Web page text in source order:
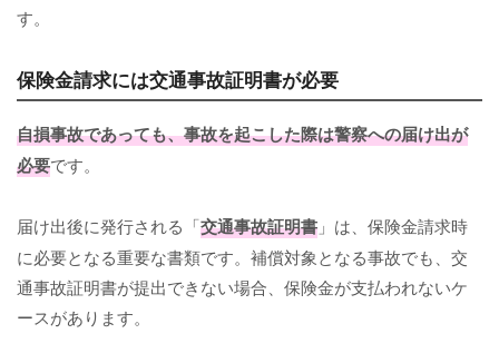
す。
保険金請求には交通事故証明書が必要
自損事故であっても、事故を起こした際は警察への届け出が
必要です。
届け出後に発行される「交通事故証明書 」は、保険金請求時
に必要となる重要な書類です。補償対象となる事故でも、交
通事故証明書が提出できない場合、保険金が支払われないケ
ースがあります。